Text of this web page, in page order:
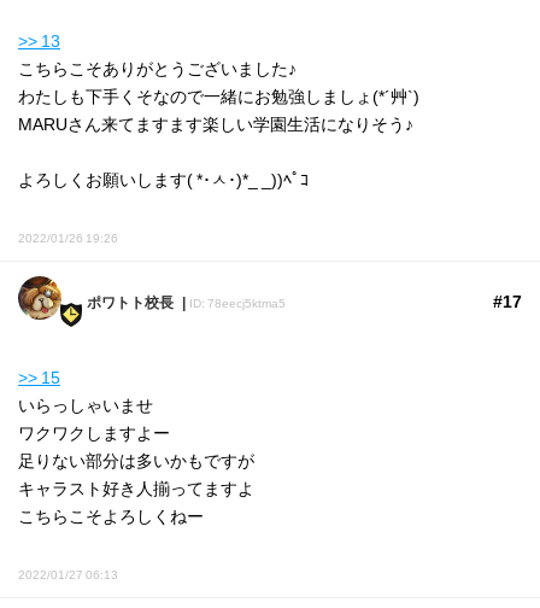
>> 13
こちらこそありがとうございました♪
わたしも下手くそなので一緒にお勉強しましょ(*´艸`)
MARUさん来てますます楽しい学園生活になりそう♪
よろしくお願いします( *･ㅅ･)*_ _))ﾍﾟｺ
2022/01/26 19:26
ポワトト校長 ID: 78eecj5ktma5 #17
>> 15
いらっしゃいませ
ワクワクしますよー
足りない部分は多いかもですが
キャラスト好き人揃ってますよ
こちらこそよろしくねー
2022/01/27 06:13